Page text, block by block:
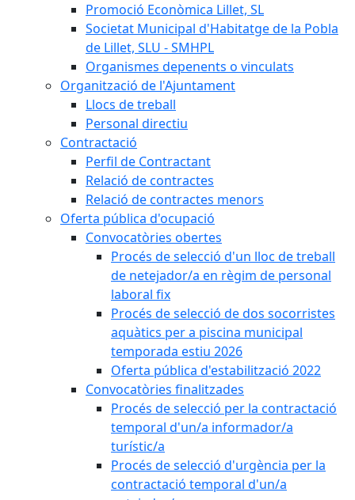
Promoció Econòmica Lillet, SL
Societat Municipal d'Habitatge de la Pobla
de Lillet, SLU - SMHPL
Organismes depenents o vinculats
Organització de l'Ajuntament
Llocs de treball
Personal directiu
Contractació
Perfil de Contractant
Relació de contractes
Relació de contractes menors
Oferta pública d'ocupació
Convocatòries obertes
Procés de selecció d'un lloc de treball
de netejador/a en règim de personal
laboral fix
Procés de selecció de dos socorristes
aquàtics per a piscina municipal
temporada estiu 2026
Oferta pública d'estabilització 2022
Convocatòries finalitzades
Procés de selecció per la contractació
temporal d'un/a informador/a
turístic/a
Procés de selecció d'urgència per la
contractació temporal d'un/a